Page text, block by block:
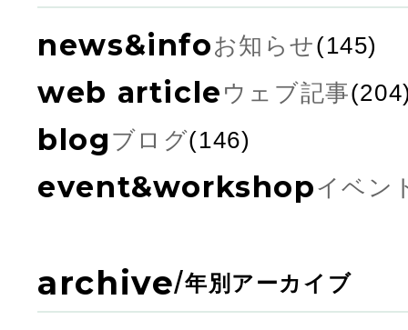
news&infoお知らせ(145)
web article ウェブ記事
blog ブログ(146)
event&workshopイベン
archive/年別アーカイブ